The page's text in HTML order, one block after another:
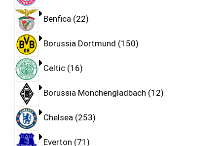
Benfica 22
Borussia Dortmund 150
Celtic 16
Borussia Monchengladbach 12
Chelsea 253
Everton 71